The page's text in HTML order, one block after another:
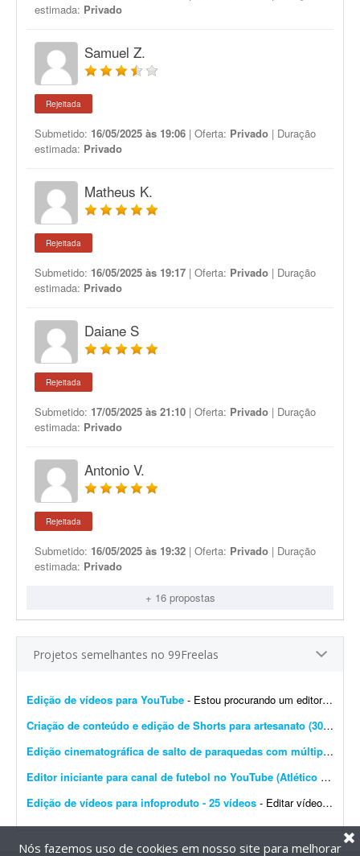
estimada: Privado
Samuel Z.
Rejeitada
Submetido: 16/05/2025 às 19:06 | Oferta: Privado | Duração
estimada: Privado
Matheus K.
Rejeitada
Submetido: 16/05/2025 às 19:17 | Oferta: Privado | Duração
estimada: Privado
Daiane S
Rejeitada
Submetido: 17/05/2025 às 21:10 | Oferta: Privado | Duração
estimada: Privado
Antonio V.
Rejeitada
Submetido: 16/05/2025 às 19:32 | Oferta: Privado | Duração
estimada: Privado
+ 16 propostas
Projetos semelhantes no 99Freelas
Edição de vídeos para YouTube - Estou procurando um editor de vídeo para editar vídeos longos para YouTube. A edição não precisa ser muito sofisticada. Procuro algo simples, dinâmico e ag...
Criação de conteúdo e edição de Shorts para artesanato (30 vídeos/mês)
Edição cinematográfica de salto de paraquedas com múltiplas câmeras
Editor iniciante para canal de futebol no YouTube (Atlético Mineiro)
Edição de vídeos para infoproduto - 25 vídeos - Editar vídeos para o meu infoproduto/curso online. Deve saber manusear os principais editores de vídeo. - Produção e edição de 25 vídeos. - Experi&...
Nós fazemos uso de cookies em nosso site para melhorar